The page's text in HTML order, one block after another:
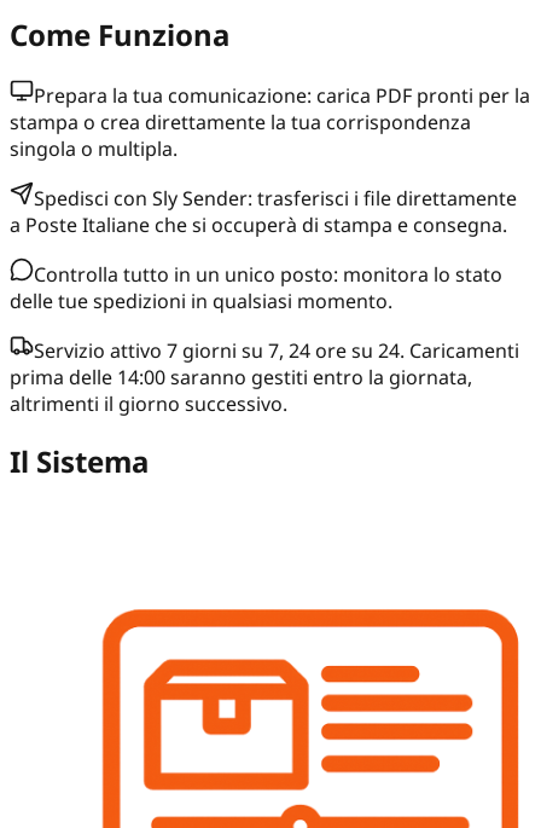
Come Funziona
Prepara la tua comunicazione: carica PDF pronti per la
stampa o crea direttamente la tua corrispondenza
singola o multipla.
Spedisci con Sly Sender: trasferisci i file direttamente
a Poste Italiane che si occuperà di stampa e consegna.
Controlla tutto in un unico posto: monitora lo stato
delle tue spedizioni in qualsiasi momento.
Servizio attivo 7 giorni su 7, 24 ore su 24. Caricamenti
prima delle 14:00 saranno gestiti entro la giornata,
altrimenti il giorno successivo.
Il Sistema